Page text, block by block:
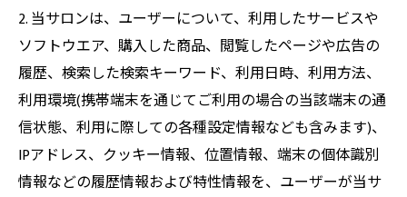
2. 当サロンは、ユーザーについて、利用したサービスや
ソフトウエア、購入した商品、閲覧したページや広告の
履歴、検索した検索キーワード、利用日時、利用方法、
利用環境(携帯端末を通じてご利用の場合の当該端末の通
信状態、利用に際しての各種設定情報なども含みます)、
IPアドレス、クッキー情報、位置情報、端末の個体識別
情報などの履歴情報および特性情報を、ユーザーが当サ